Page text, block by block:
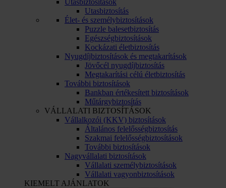
Utasbiztosítás
Élet- és személybiztosítások
Puzzle balesetbiztosítás
Egészségbiztosítások
Kockázati életbiztosítás
Nyugdíjbiztosítások és megtakarítások
Jövőcél nyugdíjbiztosítás
Megtakarítási célú életbiztosítás
További biztosítások
Bankban értékesített biztosítások
Műtárgybiztosítás
VÁLLALATI BIZTOSÍTÁSOK
Vállalkozói (KKV) biztosítások
Általános felelősségbiztosítás
Szakmai felelősségbiztosítások
További biztosítások
Nagyvállalati biztosítások
Vállalati személybiztosítások
Vállalati vagyonbiztosítások
KIEMELT AJÁNLATOK